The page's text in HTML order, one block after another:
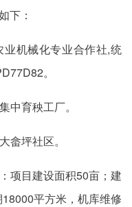
下：
机械化专业合作社,统
。
中育秧工厂。
畲坪社区。
项目建设面积50亩；建
平方米，机库维修